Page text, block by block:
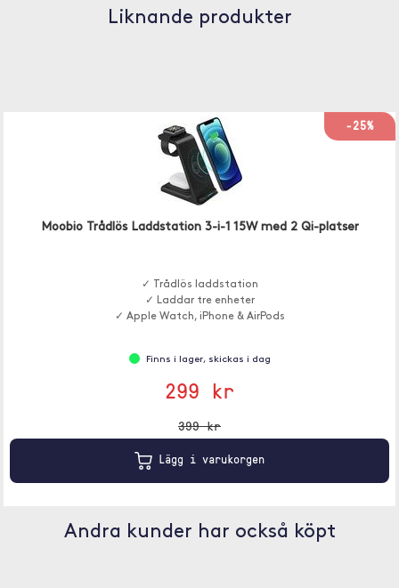
Liknande produkter
-25%
Moobio Trådlös Laddstation 3-i-1 15W med 2 Qi-platser
✓ Trådlös laddstation
✓ Laddar tre enheter
✓ Apple Watch, iPhone & AirPods
Finns i lager, skickas i dag
299 kr
399 kr
Lägg i varukorgen
Andra kunder har också köpt